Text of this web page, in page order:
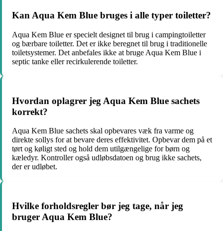
Kan Aqua Kem Blue bruges i alle typer toiletter?
Aqua Kem Blue er specielt designet til brug i campingtoiletter
og bærbare toiletter. Det er ikke beregnet til brug i traditionelle
toiletsystemer. Det anbefales ikke at bruge Aqua Kem Blue i
septic tanke eller recirkulerende toiletter.
Hvordan oplagrer jeg Aqua Kem Blue sachets
korrekt?
Aqua Kem Blue sachets skal opbevares væk fra varme og
direkte sollys for at bevare deres effektivitet. Opbevar dem på et
tørt og køligt sted og hold dem utilgængelige for børn og
kæledyr. Kontroller også udløbsdatoen og brug ikke sachets,
der er udløbet.
Hvilke forholdsregler bør jeg tage, når jeg
bruger Aqua Kem Blue?